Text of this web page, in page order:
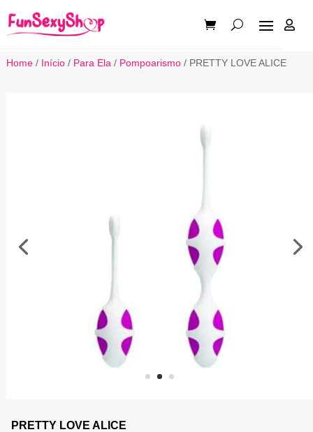

Home/ Início/ Para Ela / Pompoarismo/ PRETTY LOVE ALICE
PRETTY LOVE ALICE